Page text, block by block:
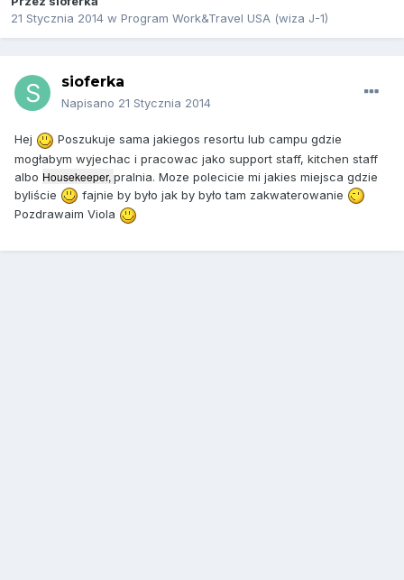
21 Stycznia 2014 w Program Work&Travel USA (wiza J-1)
sioferka
Napisano 21 Stycznia 2014
Hej
Poszukuje sama jakiegos resortu lub campu gdzie
mogłabym wyjechac i pracowac jako support staff, kitchen staff
albo Housekeeper, pralnia. Moze polecicie mi jakies miejsca gdzie
byliście
fajnie by było jak by było tam zakwaterowanie
Pozdrawaim Viola